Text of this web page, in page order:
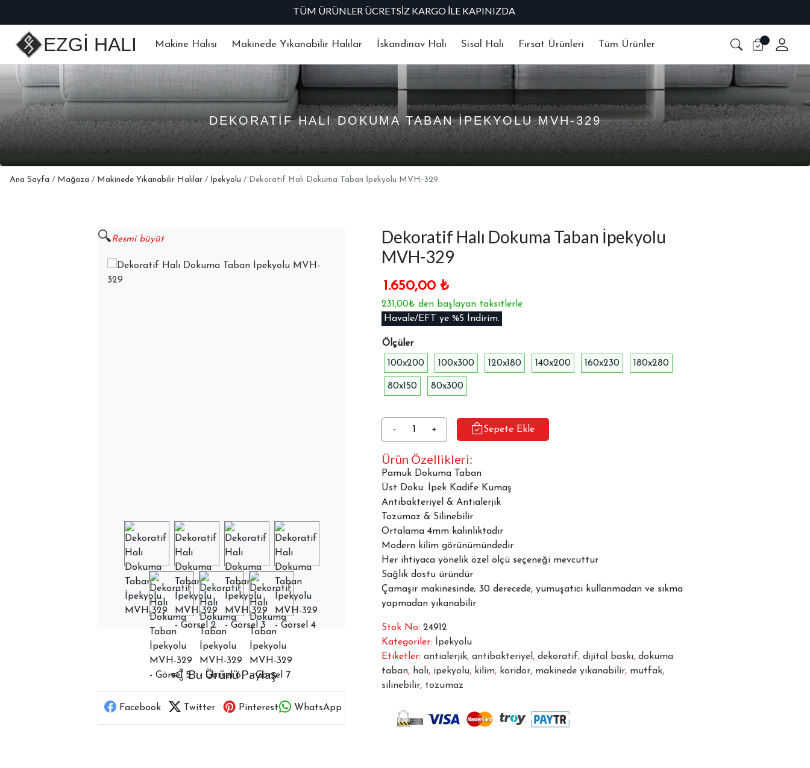
TÜM ÜRÜNLER ÜCRETSIZ KARGO İLE KAPINIZDA
EZGİ HALI Makine Halısı Makinede Yıkanabilir Halılar İskandinav Halı Sisal Halı Fırsat Ürünleri Tüm Ürünler
DEKORATIF HALI DOKUMA TABAN İPEKYOLU MVH-329
Ana Sayfa / Mağaza / Makinede Yıkanabilir Halılar / İpekyolu / Dekoratif Halı Dokuma Taban İpekyolu MVH-329
🔍
Bu Ürünü Paylaş
Facebook Twitter Pinterest WhatsApp
Dekoratif Halı Dokuma Taban İpekyolu
MVH-329
1.650,00 ₺
231,00₺ den başlayan taksitlerle
Havale/EFT ye %5 İndirim.
Ölçüler
100x200 100x300 120x180 140x200 160x230 180x280
80x150 80x300
-
Dekoratif
Halı
Dokuma
Taban
İpekyolu
MVH-
329
adet
+ Sepete Ekle
Ürün Özellikleri:
Pamuk Dokuma Taban
Üst Doku: İpek Kadife Kumaş
Antibakteriyel & Antialerjik
Tozumaz & Silinebilir
Ortalama 4mm kalınlıktadır
Modern kilim görünümündedir
Her ihtiyaca yönelik özel ölçü seçeneği mevcuttur
Sağlık dostu üründür
Çamaşır makinesinde; 30 derecede, yumuşatıcı kullanmadan ve sıkma
yapmadan yıkanabilir
Stok No: 24912
Kategoriler:
İpekyolu
Etiketler: antialerjik, antibakteriyel , dekoratif, dijital baskı, dokuma
taban, halı, ipekyolu, kilim, koridor, makinede yıkanabilir, mutfak,
silinebilir, tozumaz